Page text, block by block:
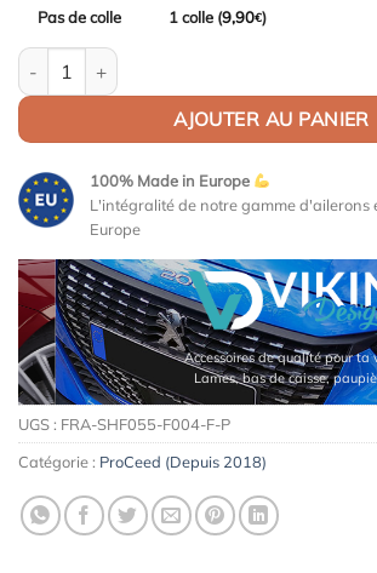
Pas de colle 1 colle (9,90€)
quantité de Aileron Col de cygne pour Kia
AJOUTER AU PANIER
100% Made in Europe
L'intégralité de notre gamme d'ailerons
Europe
Accessoires de qualité pour ta
Lames, bas de caisse, paupières,
UGS : FRA-SHF055-F004-F-P
Catégorie : ProCeed (Depuis 2018)